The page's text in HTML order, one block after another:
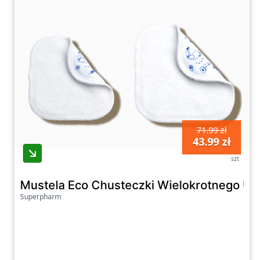
71.99 zł
43.99 zł
szt
Mustela Eco Chusteczki Wielokrotnego
Superpharm